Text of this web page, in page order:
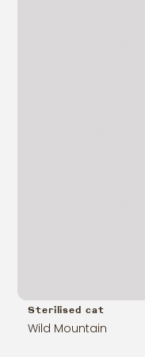
Sterilised cat
Wild Mountain